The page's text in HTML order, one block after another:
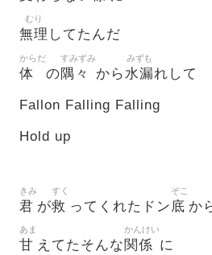
無理
むり
してたんだ
体
からだ
の隅々
すみずみ
から 水漏
みずも
れして
Fallon Falling Falling
Hold up
君
きみ
が救
すく
ってくれたドン底
ぞこ
か
甘
あま
えてたそんな関係
かんけい
に